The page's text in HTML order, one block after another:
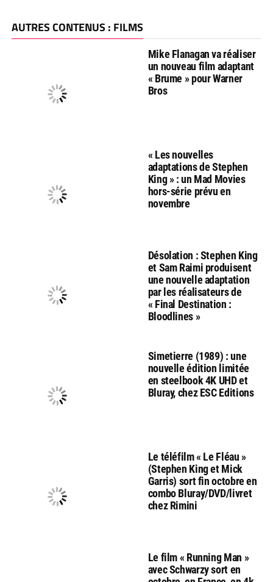
AUTRES CONTENUS : FILMS
Mike Flanagan va réaliser
un nouveau film adaptant
« Brume » pour Warner
Bros
« Les nouvelles
adaptations de Stephen
King » : un Mad Movies
hors-série prévu en
novembre
Désolation : Stephen King
et Sam Raimi produisent
une nouvelle adaptation
par les réalisateurs de
« Final Destination :
Bloodlines »
Simetierre (1989) : une
nouvelle édition limitée
en steelbook 4K UHD et
Bluray, chez ESC Editions
Le téléfilm « Le Fléau »
(Stephen King et Mick
Garris) sort fin octobre en
combo Bluray/DVD/livret
chez Rimini
Le film « Running Man »
avec Schwarzy sort en